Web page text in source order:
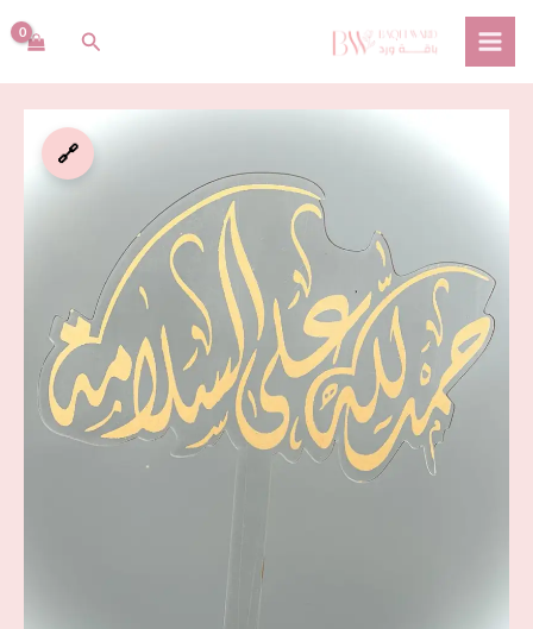
تخطي
المحتوى
البحث
🔗